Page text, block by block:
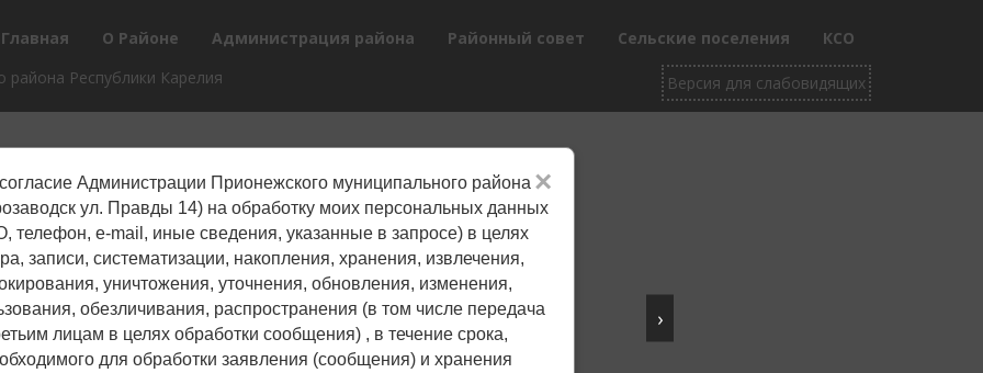
×
Администрации Прионежского муниципального района
ул. Правды 14) на обработку моих персональных данных
телефон, е-mail, иные сведения, указанные в запросе) в целях
записи, систематизации, накопления, хранения, извлечения,
уничтожения, уточнения, обновления, изменения,
обезличивания, распространения (в том числе передача
лицам в целях обработки сообщения) , в течение срока,
для обработки заявления (сообщения) и хранения
Главная О Районе Администрация района Районный совет Сельские поселения
КСО
Республики Карелия
›